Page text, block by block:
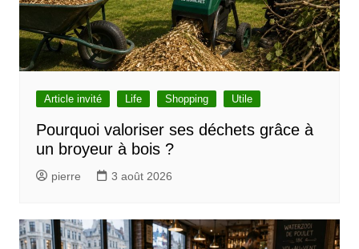
Article invité Life Shopping Utile
Pourquoi valoriser ses déchets grâce à
un broyeur à bois ?
pierre 3 août 2026